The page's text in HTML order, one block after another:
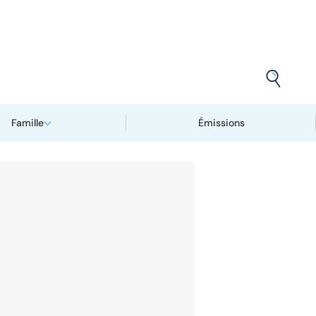
Famille Émissions